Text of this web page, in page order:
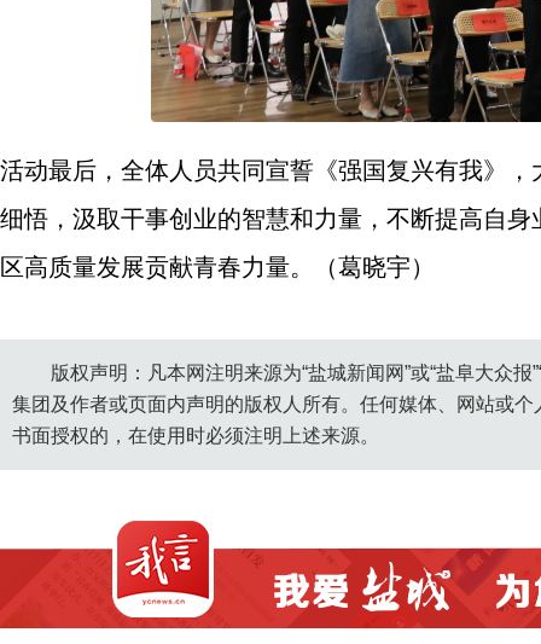
活动最后，全体人员共同宣誓《强国复兴有我》
细悟，汲取干事创业的智慧和力量，不断提高自
区高质量发展贡献青春力量。（葛晓宇）
版权声明：凡本网注明来源为“盐城新闻网”或“盐阜大众
集团及作者或页面内声明的版权人所有。任何媒体、网站或
书面授权的，在使用时必须注明上述来源。